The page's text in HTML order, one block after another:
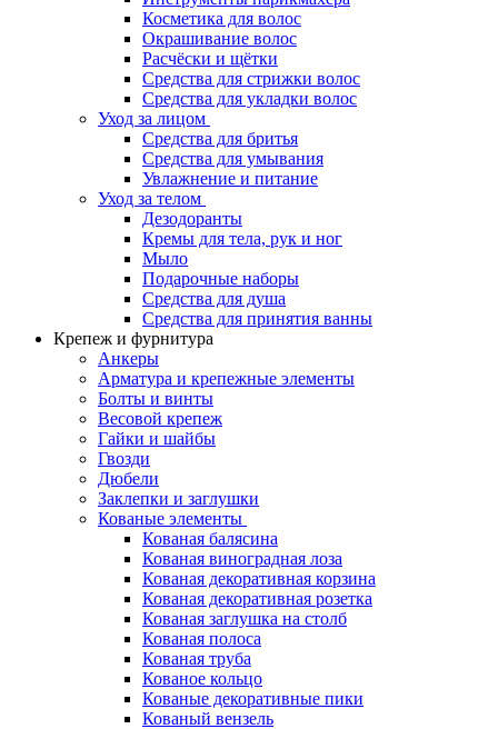
Косметика для волос
Окрашивание волос
Расчёски и щётки
Средства для стрижки волос
Средства для укладки волос
Уход за лицом
Средства для бритья
Средства для умывания
Увлажнение и питание
Уход за телом
Дезодоранты
Кремы для тела, рук и ног
Мыло
Подарочные наборы
Средства для душа
Средства для принятия ванны
Крепеж и фурнитура
Анкеры
Арматура и крепежные элементы
Болты и винты
Весовой крепеж
Гайки и шайбы
Гвозди
Дюбели
Заклепки и заглушки
Кованые элементы
Кованая балясина
Кованая виноградная лоза
Кованая декоративная корзина
Кованая декоративная розетка
Кованая заглушка на столб
Кованая полоса
Кованая труба
Кованое кольцо
Кованые декоративные пики
Кованый вензель